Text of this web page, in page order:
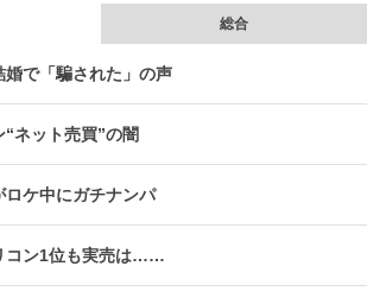
総合
婚で「騙された」の声
ネット売買”の闇
ロケ中にガチナンパ
コン1位も実売は……